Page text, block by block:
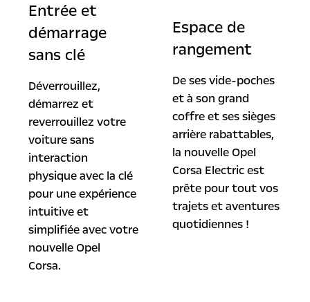
Entrée et
démarrage
sans clé
Déverrouillez,
démarrez et
reverrouillez votre
voiture sans
interaction
physique avec la clé
pour une expérience
intuitive et
simplifiée avec votre
nouvelle Opel
Corsa.
Espace de
rangement
De ses vide-poches
et à son grand
coffre et ses sièges
arrière rabattables,
la nouvelle Opel
Corsa Electric est
prête pour tout vos
trajets et aventures
quotidiennes !